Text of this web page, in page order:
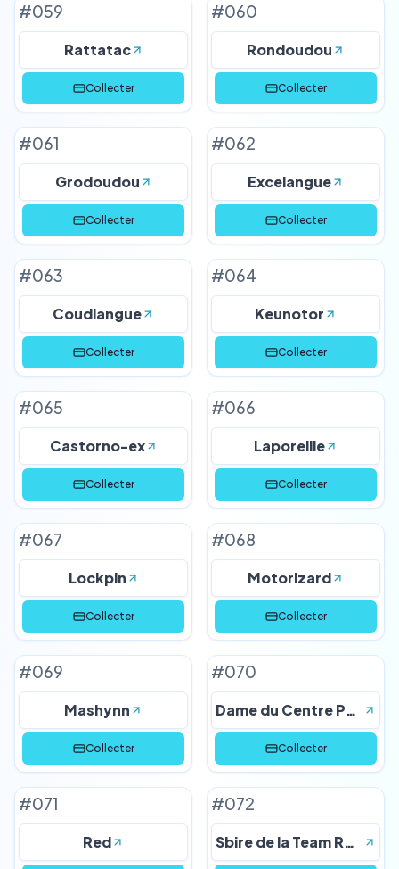
#059
Rattatac
Collecter
#060
Rondoudou
Collecter
#061
Grodoudou
Collecter
#062
Excelangue
Collecter
#063
Coudlangue
Collecter
#064
Keunotor
Collecter
#065
Castorno-ex
Collecter
#066
Laporeille
Collecter
#067
Lockpin
Collecter
#068
Motorizard
Collecter
#069
Mashynn
Collecter
#070
Dame du Centre Pokémon
Collecter
#071
Red
#072
Sbire de la Team Rocket